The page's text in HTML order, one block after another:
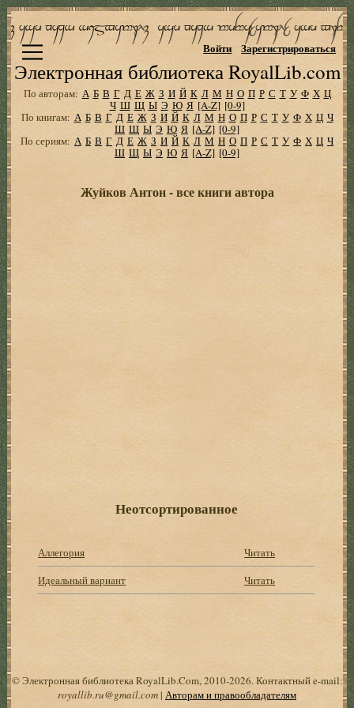
Электронная библиотека RoyalLib.com
Войти Зарегистрироваться
По авторам: А Б В Г Д Е Ж З И Й К Л М Н О П Р С Т У Ф Х Ц
Ч Ш Щ Ы Э Ю Я [A-Z] [0-9]
По книгам: А Б В Г Д Е Ж З И Й К Л М Н О П Р С Т У Ф Х Ц Ч
Ш Щ Ы Э Ю Я [A-Z] [0-9]
По сериям: А Б В Г Д Е Ж З И Й К Л М Н О П Р С Т У Ф Х Ц Ч
Ш Щ Ы Э Ю Я [A-Z] [0-9]
Жуйков Антон - все книги автора
Неотсортированное
Аллегория
Читать
Идеальный ваpиант
Читать
© Электронная библиотека RoyalLib.Com, 2010-2026. Контактный e-mail:
royallib.ru@gmail.com| Авторам и правообладателям